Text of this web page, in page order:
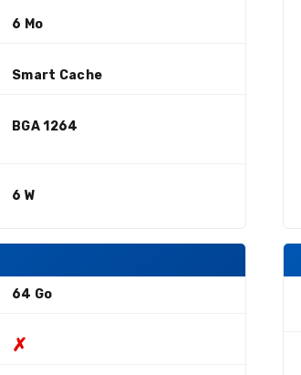
6 Mo
Smart Cache
BGA 1264
6 W
64 Go
✗